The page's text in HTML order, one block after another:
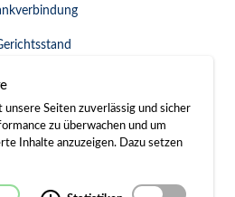
erklären
& KONTAKT
/ Anfahrt
Seiten zuverlässig und sicher
zu überwachen und um
Inhalte anzuzeigen. Dazu setzen